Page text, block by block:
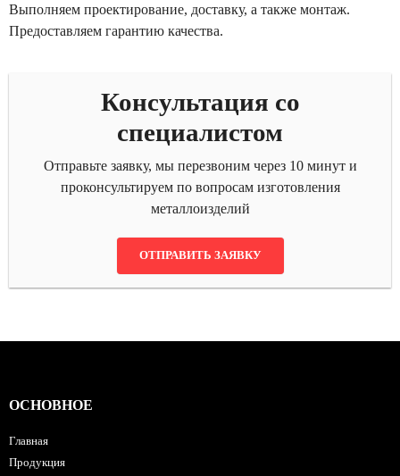
Выполняем проектирование, доставку, а также монтаж.
Предоставляем гарантию качества.
Консультация со
специалистом
Отправьте заявку, мы перезвоним через 10 минут и
проконсультируем по вопросам изготовления
металлоизделий
ОТПРАВИТЬ ЗАЯВКУ
ОСНОВНОЕ
Главная
Продукция